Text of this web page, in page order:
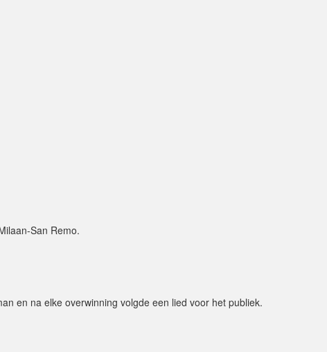
San Remo.
en na elke overwinning volgde een lied voor het publiek.